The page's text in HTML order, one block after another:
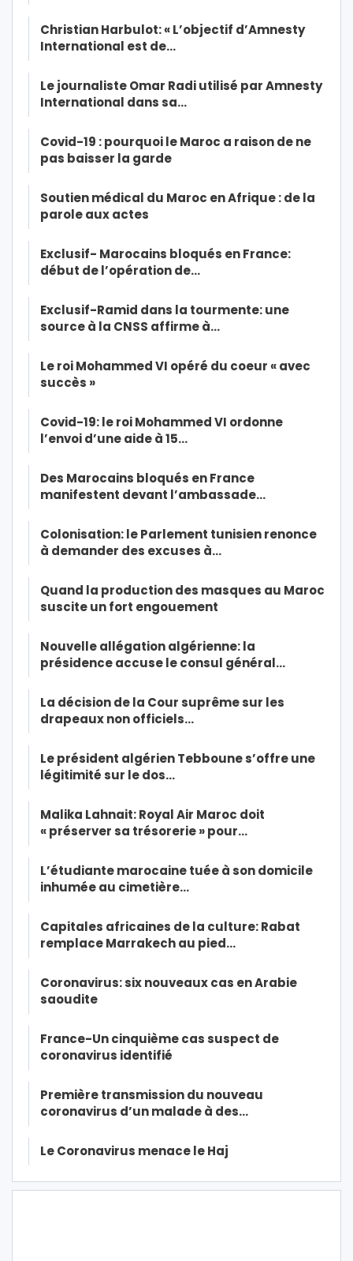
Christian Harbulot: « L’objectif d’Amnesty
International est de…
Le journaliste Omar Radi utilisé par Amnesty
International dans sa…
Covid-19 : pourquoi le Maroc a raison de ne
pas baisser la garde
Soutien médical du Maroc en Afrique : de la
parole aux actes
Exclusif- Marocains bloqués en France:
début de l’opération de…
Exclusif-Ramid dans la tourmente: une
source à la CNSS affirme à…
Le roi Mohammed VI opéré du coeur « avec
succès »
Covid-19: le roi Mohammed VI ordonne
l’envoi d’une aide à 15…
Des Marocains bloqués en France
manifestent devant l’ambassade…
Colonisation: le Parlement tunisien renonce
à demander des excuses à…
Quand la production des masques au Maroc
suscite un fort engouement
Nouvelle allégation algérienne: la
présidence accuse le consul général…
La décision de la Cour suprême sur les
drapeaux non officiels…
Le président algérien Tebboune s’offre une
légitimité sur le dos…
Malika Lahnait: Royal Air Maroc doit
« préserver sa trésorerie » pour…
L’étudiante marocaine tuée à son domicile
inhumée au cimetière…
Capitales africaines de la culture: Rabat
remplace Marrakech au pied…
Coronavirus: six nouveaux cas en Arabie
saoudite
France-Un cinquième cas suspect de
coronavirus identifié
Première transmission du nouveau
coronavirus d’un malade à des…
Le Coronavirus menace le Haj